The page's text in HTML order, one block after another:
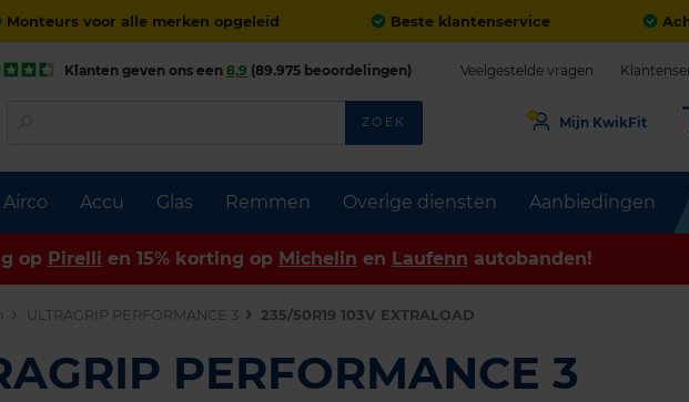
Monteurs voor alle merken opgeleid Beste klantenservice
Airco Accu Glas Remmen Overige diensten Aanbiedingen
Klanten geven ons een 8,9 (89.975 beoordelingen) Veelgestelde vragen
ZOEK Mijn KwikFit
op Pirelli en 15% korting op Michelin en Laufenn autobanden!
ULTRAGRIP PERFORMANCE 3 235/50R19 103V EXTRALOAD
PERFORMANCE 3